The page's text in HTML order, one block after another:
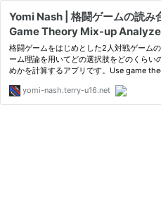
Yomi Nash | 格闘ゲームの読み
Game Theory Mix-up
格闘ゲームをはじめとした2人対戦ゲーム
ーム理論を用いてどの選択肢をどのくらい
めかを計算するアプリです。Use game
player competitive mind games.
yomi-nash.terry-u16.net